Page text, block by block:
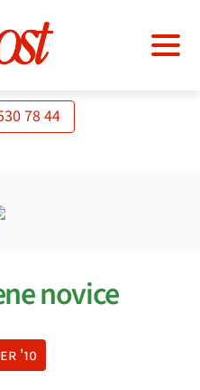
78 44
novice
'10